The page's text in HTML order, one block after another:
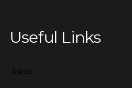
Useful Links
Inicio